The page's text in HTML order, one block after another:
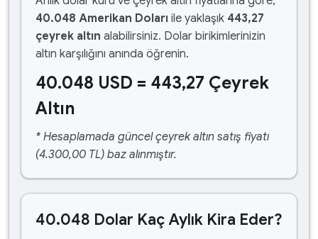
40.048 Amerikan Doları ile yaklaşık 443,27
çeyrek altın alabilirsiniz. Dolar birikimlerinizin
altın karşılığını anında öğrenin.
40.048 USD = 443,27 Çeyrek
Altın
* Hesaplamada güncel çeyrek altın satış fiyatı
(4.300,00 TL) baz alınmıştır.
40.048 Dolar Kaç Aylık Kira Eder?